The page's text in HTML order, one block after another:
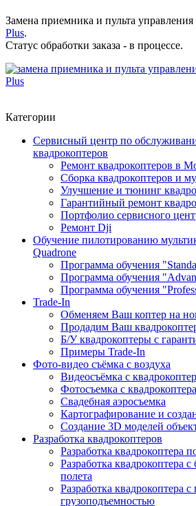
Замена приемника и пульта управления
Plus.
Статус обработки заказа - в процессе.
Категории
Сервисный центр по
квадрокоптеров
Ремонт квадрокоптеров в
Сборка квадрокоптеров и
Улучшение и тюнинг
Гарантийный ремонт
Портфолио сервисного
Ремонт Dji
Обучение пилотированию
Quadrone
Программа обучения
Программа обучения
Программа обучения
Trade-In
Обменяем Ваш коптер на
Продадим Ваш
Б/У квадрокоптеры с
Примеры Trade-In
Фото-видео съёмка с воздуха
Видеосъёмка с
Фотосъемка с квадрокоптера
Свадебная аэросъемка
Картографирование и
Создание 3D моделей
Разработка квадрокоптеров
Разработка квадрокоптера
Разработка квадрокоптера
полета
Разработка квадрокоптера с
грузоподъемностью